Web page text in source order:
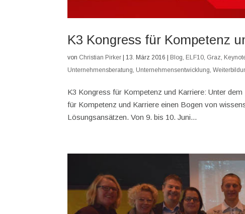
K3 Kongress für Kompetenz
von Christian Pirker |13. März 2016 Blog, ELF10, Graz,
Unternehmensberatung, Unternehmensentwicklung,
K3 Kongress für Kompetenz und Karriere: Unter
für Kompetenz und Karriere einen Bogen von
Lösungsansätzen. Von 9. bis 10. Juni...